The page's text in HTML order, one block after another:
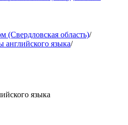
(Свердловская область)/
английского языка/
языка